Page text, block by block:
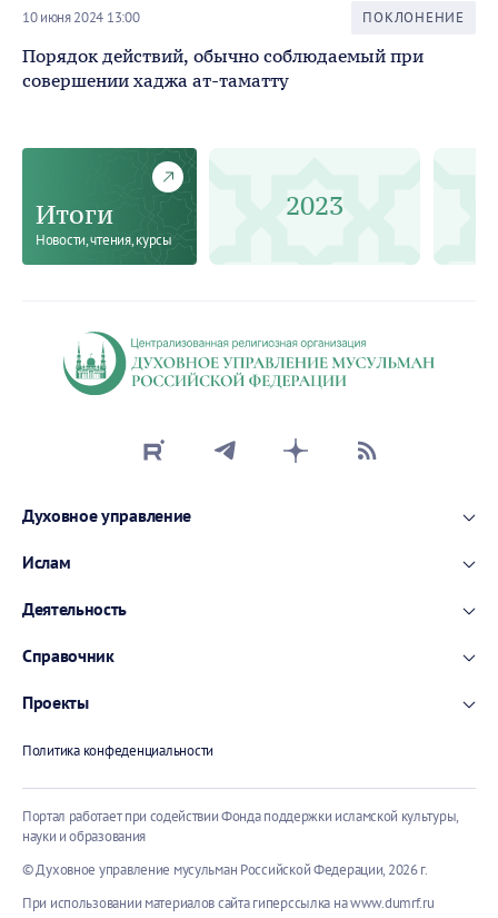
10 июня 2024 13:00 ПОКЛОНЕНИЕ
Порядок действий, обычно соблюдаемый при
совершении хаджа ат-таматту
Итоги
Новости, чтения, курсы
2023
Духовное управление
Ислам
Деятельность
Справочник
Проекты
Политика конфеденциальности
Портал работает при содействии Фонда поддержки исламской культуры,
науки и образования
© Духовное управление мусульман Российской Федерации, 2026 г.
При использовании материалов сайта гиперссылка наwww.dumrf.ru